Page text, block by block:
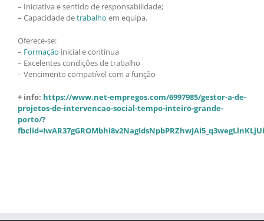
– Iniciativa e sentido de responsabilidade;
– Capacidade detrabalho em equipa.
Oferece-se:
– Formação inicial e contínua
– Excelentes condições de trabalho
– Vencimento compatível com a função
+ info: https://www.net-empregos.com/6997985/gestor-a-de-
projetos-de-intervencao-social-tempo-inteiro-grande-
porto/?